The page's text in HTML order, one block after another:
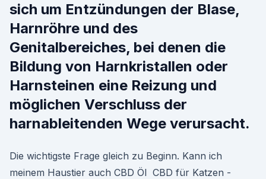
sich um Entzündungen der Blase,
Harnröhre und des
Genitalbereiches, bei denen die
Bildung von Harnkristallen oder
Harnsteinen eine Reizung und
möglichen Verschluss der
harnableitenden Wege verursacht.
Die wichtigste Frage gleich zu Beginn. Kann ich
meinem Haustier auch CBD Öl CBD für Katzen -